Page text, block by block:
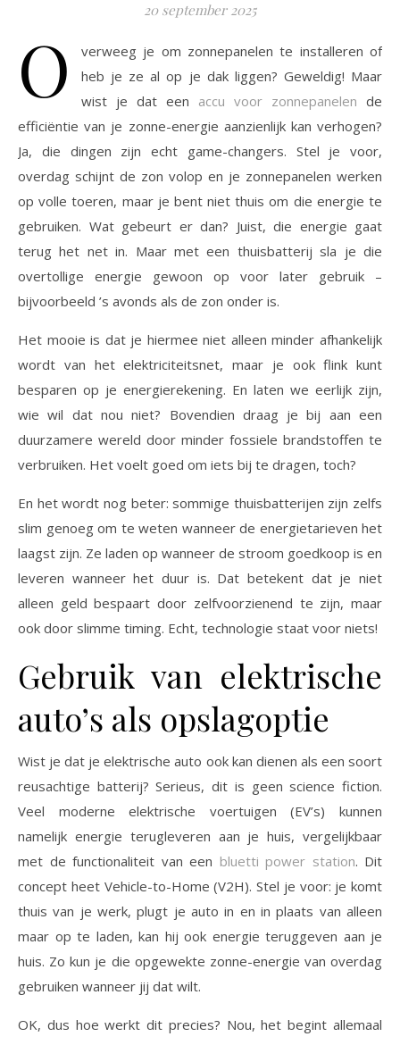
20 september 2025
O
verweeg je om zonnepanelen te installeren of
heb je ze al op je dak liggen? Geweldig! Maar
wist je dat een accu voor zonnepanelen de
efficiëntie van je zonne-energie aanzienlijk kan verhogen?
Ja, die dingen zijn echt game-changers. Stel je voor,
overdag schijnt de zon volop en je zonnepanelen werken
op volle toeren, maar je bent niet thuis om die energie te
gebruiken. Wat gebeurt er dan? Juist, die energie gaat
terug het net in. Maar met een thuisbatterij sla je die
overtollige energie gewoon op voor later gebruik –
bijvoorbeeld ’s avonds als de zon onder is.
Het mooie is dat je hiermee niet alleen minder afhankelijk
wordt van het elektriciteitsnet, maar je ook flink kunt
besparen op je energierekening. En laten we eerlijk zijn,
wie wil dat nou niet? Bovendien draag je bij aan een
duurzamere wereld door minder fossiele brandstoffen te
verbruiken. Het voelt goed om iets bij te dragen, toch?
En het wordt nog beter: sommige thuisbatterijen zijn zelfs
slim genoeg om te weten wanneer de energietarieven het
laagst zijn. Ze laden op wanneer de stroom goedkoop is en
leveren wanneer het duur is. Dat betekent dat je niet
alleen geld bespaart door zelfvoorzienend te zijn, maar
ook door slimme timing. Echt, technologie staat voor niets!
Gebruik van elektrische
auto’s als opslagoptie
Wist je dat je elektrische auto ook kan dienen als een soort
reusachtige batterij? Serieus, dit is geen science fiction.
Veel moderne elektrische voertuigen (EV’s) kunnen
namelijk energie terugleveren aan je huis, vergelijkbaar
met de functionaliteit van een bluetti power station. Dit
concept heet Vehicle-to-Home (V2H). Stel je voor: je komt
thuis van je werk, plugt je auto in en in plaats van alleen
maar op te laden, kan hij ook energie teruggeven aan je
huis. Zo kun je die opgewekte zonne-energie van overdag
gebruiken wanneer jij dat wilt.
OK, dus hoe werkt dit precies? Nou, het begint allemaal